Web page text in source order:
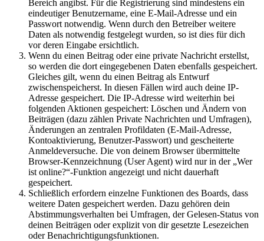
Bereich angibst. Für die Registrierung sind mindestens ein
eindeutiger Benutzername, eine E-Mail-Adresse und ein
Passwort notwendig. Wenn durch den Betreiber weitere
Daten als notwendig festgelegt wurden, so ist dies für dich
vor deren Eingabe ersichtlich.
Wenn du einen Beitrag oder eine private Nachricht erstellst,
so werden die dort eingegebenen Daten ebenfalls gespeichert.
Gleiches gilt, wenn du einen Beitrag als Entwurf
zwischenspeicherst. In diesen Fällen wird auch deine IP-
Adresse gespeichert. Die IP-Adresse wird weiterhin bei
folgenden Aktionen gespeichert: Löschen und Ändern von
Beiträgen (dazu zählen Private Nachrichten und Umfragen),
Änderungen an zentralen Profildaten (E-Mail-Adresse,
Kontoaktivierung, Benutzer-Passwort) und gescheiterte
Anmeldeversuche. Die von deinem Browser übermittelte
Browser-Kennzeichnung (User Agent) wird nur in der „Wer
ist online?“-Funktion angezeigt und nicht dauerhaft
gespeichert.
Schließlich erfordern einzelne Funktionen des Boards, dass
weitere Daten gespeichert werden. Dazu gehören dein
Abstimmungsverhalten bei Umfragen, der Gelesen-Status von
deinen Beiträgen oder explizit von dir gesetzte Lesezeichen
oder Benachrichtigungsfunktionen.